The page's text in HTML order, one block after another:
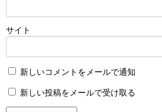
サイト
新しいコメントをメールで通知
新しい投稿をメールで受け取る